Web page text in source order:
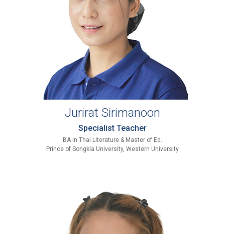
Jurirat Sirimanoon
Specialist Teacher
BA in Thai Literature & Master of Ed.
Prince of Songkla University, Western University